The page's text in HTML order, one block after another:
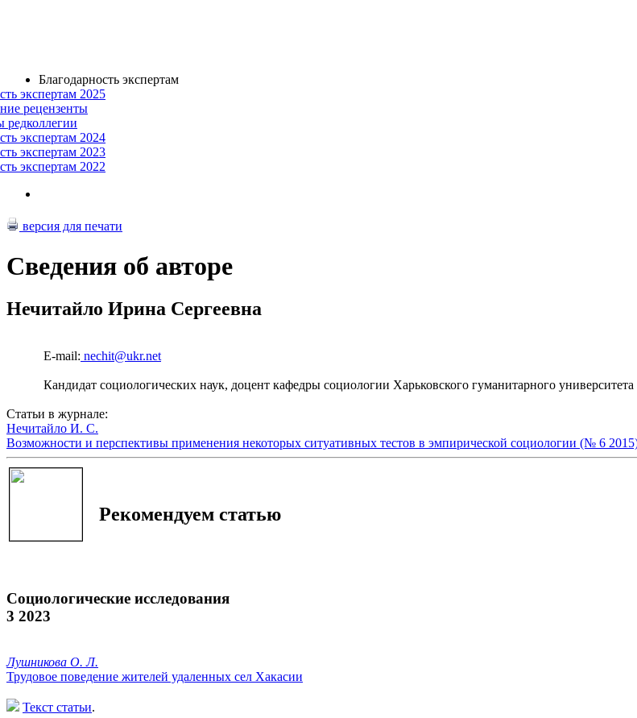
Благодарность экспертам
экспертам 2025
рецензенты
редколлегии
экспертам 2024
экспертам 2023
экспертам 2022
версия для печати
Сведения об авторе
Нечитайло Ирина Сергеевна
E-mail: nechit@ukr.net
Кандидат социологических наук, доцент кафедры социологии Харьковского гуманитарного
Статьи в журнале:
Нечитайло И. С.
Возможности и перспективы применения некоторых ситуативных тестов в эмпирической социологии (№ 6
Рекомендуем статью
Социологические исследования
3 2023
Лушникова О. Л.
Трудовое поведение жителей удаленных сел Хакасии
Текст статьи.